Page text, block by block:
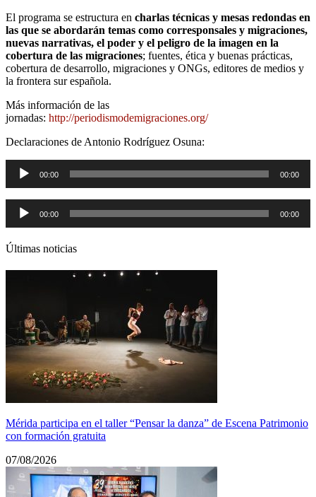
El programa se estructura en charlas técnicas y mesas redondas en
las que se abordarán temas como corresponsales y migraciones,
nuevas narrativas, el poder y el peligro de la imagen en la
cobertura de las migraciones; fuentes, ética y buenas prácticas,
cobertura de desarrollo, migraciones y ONGs, editores de medios y
la frontera sur española.
Más información de las
jornadas: http://periodismodemigraciones.org/
Declaraciones de Antonio Rodríguez Osuna:
Reproductor
audio
00:00 00:00
Reproductor
audio
00:00 00:00
Últimas noticias
Mérida participa en el taller “Pensar la danza” de Escena Patrimonio
con formación gratuita
07/08/2026